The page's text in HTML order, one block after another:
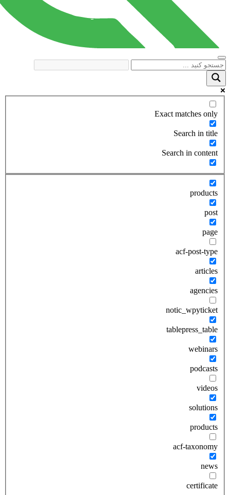
Exact matches only
Search in title
Search in content
products
post
page
acf-post-type
articles
agencies
notic_wpyticket
tablepress_table
webinars
podcasts
videos
solutions
products
acf-taxonomy
news
certificate